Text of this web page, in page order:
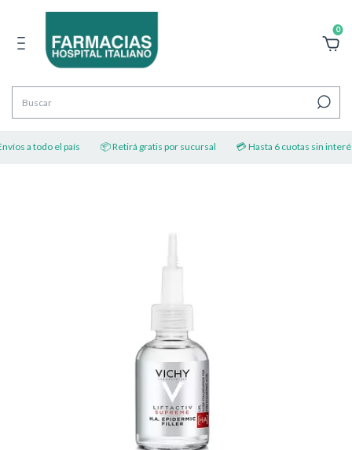
0
a todo el país 📦 Retirá gratis por sucursal 💳 Hasta 6 cuotas sin interés